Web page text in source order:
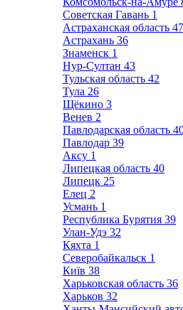
Советская Гавань 1
Астраханская область 47
Астрахань 36
Знаменск 1
Нур-Султан 43
Тульская область 42
Тула 26
Щёкино 3
Венев 2
Павлодарская область
Павлодар 39
Аксу 1
Липецкая область 40
Липецк 25
Елец 2
Усмань 1
Республика Бурятия 39
Улан-Удэ 32
Кяхта 1
Северобайкальск 1
Київ 38
Харьковская область 36
Харьков 32